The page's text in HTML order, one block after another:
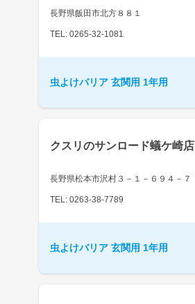
長野県飯田市北方８８１
TEL: 0265-32-1081
虫よけバリア 玄関用 1年用
クスリのサンロード蟻ケ崎店
長野県松本市沢村３－１－６９４－７
TEL: 0263-38-7789
虫よけバリア 玄関用 1年用